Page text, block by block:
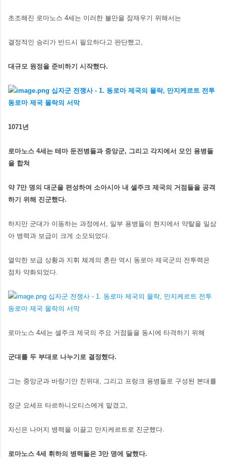
초조해진 로마노스 4세는 이러한 불만을 잠재우기 위해서는
결정적인 승리가 반드시 필요하다고 판단했고,
대규모 원정을 준비하기 시작했다.
1071년
로마노스 4세는 테마 둔전병들과 중앙군, 그리고 각지에서 모인 용병들
을 합쳐
약 7만 명의 대군을 편성하여 소아시아 내 셀주크 제국의 거점들을 공격
하기 위해 진군했다.
하지만 군대가 이동하는 과정에서, 일부 용병들이 현지에서 약탈을 일삼
아 병력과 보급이 크게 소모되었다.
열악한 보급 상황과 지휘 쳬계의 혼란 역시 동로마 제국군의 전투력은
점차 약화되었다.
로마노스 4세는 셀주크 제국의 주요 거점들을 동시에 타격하기 위해
군대를 두 부대로 나누기로 결정했다.
그는 중앙군과 바랑기안 친위대, 그리고 프랑크 용병들로 구성된 본대를
장군 요세프 타르하니오티스에게 맡겼고,
자신은 나머지 병력을 이끌고 만지케르트로 진군했다.
로마노스 4세 휘하의 병력들은 3만 명에 달했다.